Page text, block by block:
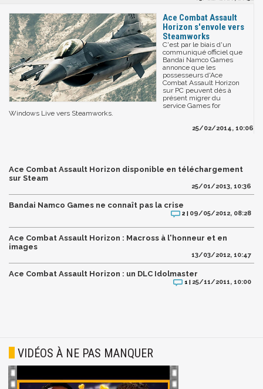
Ace Combat Assault
Horizon s'envole vers
Steamworks
C'est par le biais d'un
communiqué officiel que
Bandai Namco Games
annonce que les
possesseurs d'Ace
Combat Assault Horizon
sur PC peuvent dès à
présent migrer du
service Games for
Windows Live vers Steamworks.
25/02/2014, 10:06
Ace Combat Assault Horizon disponible en téléchargement
sur Steam
25/01/2013, 10:36
Bandai Namco Games ne connaît pas la crise
2 | 09/05/2012, 08:28
Ace Combat Assault Horizon : Macross à l'honneur et en
images
13/03/2012, 10:47
Ace Combat Assault Horizon : un DLC Idolmaster
1 | 25/11/2011, 10:00
VIDÉOS À NE PAS MANQUER